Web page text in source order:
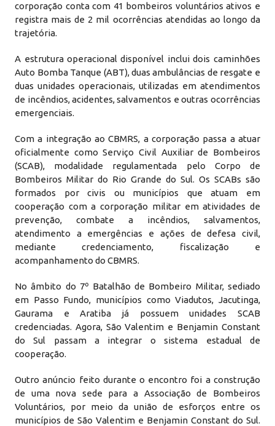
corporação conta com 41 bombeiros voluntários ativos e
registra mais de 2 mil ocorrências atendidas ao longo da
trajetória.
A estrutura operacional disponível inclui dois caminhões
Auto Bomba Tanque (ABT), duas ambulâncias de resgate e
duas unidades operacionais, utilizadas em atendimentos
de incêndios, acidentes, salvamentos e outras ocorrências
emergenciais.
Com a integração ao CBMRS, a corporação passa a atuar
oficialmente como Serviço Civil Auxiliar de Bombeiros
(SCAB), modalidade regulamentada pelo Corpo de
Bombeiros Militar do Rio Grande do Sul. Os SCABs são
formados por civis ou municípios que atuam em
cooperação com a corporação militar em atividades de
prevenção, combate a incêndios, salvamentos,
atendimento a emergências e ações de defesa civil,
mediante credenciamento, fiscalização e
acompanhamento do CBMRS.
No âmbito do 7º Batalhão de Bombeiro Militar, sediado
em Passo Fundo, municípios como Viadutos, Jacutinga,
Gaurama e Aratiba já possuem unidades SCAB
credenciadas. Agora, São Valentim e Benjamin Constant
do Sul passam a integrar o sistema estadual de
cooperação.
Outro anúncio feito durante o encontro foi a construção
de uma nova sede para a Associação de Bombeiros
Voluntários, por meio da união de esforços entre os
municípios de São Valentim e Benjamin Constant do Sul.